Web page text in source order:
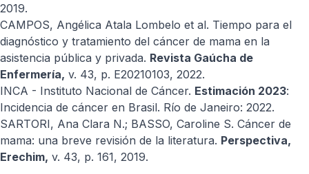
2019.
CAMPOS, Angélica Atala Lombelo et al. Tiempo para el
diagnóstico y tratamiento del cáncer de mama en la
asistencia pública y privada. Revista Gaúcha de
Enfermería, v. 43, p. E20210103, 2022.
INCA - Instituto Nacional de Cáncer. Estimación 2023:
Incidencia de cáncer en Brasil. Río de Janeiro: 2022.
SARTORI, Ana Clara N.; BASSO, Caroline S. Cáncer de
mama: una breve revisión de la literatura. Perspectiva,
Erechim, v. 43, p. 161, 2019.